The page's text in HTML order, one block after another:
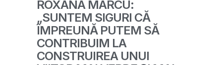
ROXANA MARCU:
„SUNTEM SIGURI CĂ
ÎMPREUNĂ PUTEM SĂ
CONTRIBUIM LA
CONSTRUIREA UNUI